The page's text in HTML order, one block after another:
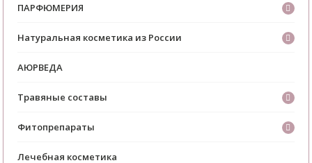
ПАРФЮМЕРИЯ
Натуральная косметика из России
АЮРВЕДА
Травяные составы
Фитопрепараты
Лечебная косметика